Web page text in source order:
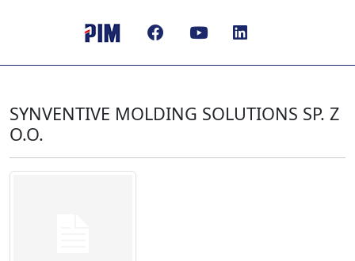
SYNVENTIVE MOLDING SOLUTIONS SP. Z
O.O.